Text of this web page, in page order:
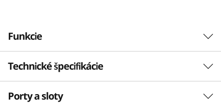
4
″
I
Funkcie
Technické špecifikácie
VÝKON
Porty a sloty